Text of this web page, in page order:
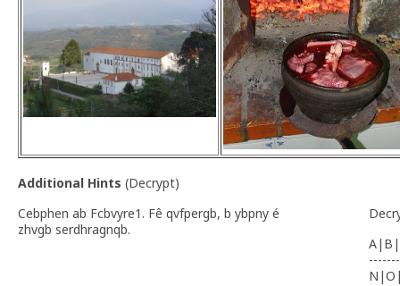
Additional Hints (Decrypt)
Cebphen ab Fcbvyre1. Fê qvfpergb, b ybpny é
zhvgb serdhragnqb.